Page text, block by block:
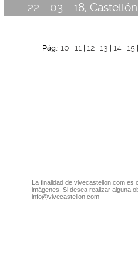
22 - 03 - 18, Castellón
Pág.:10 |11 |12 |13 |14 |15
La finalidad de vivecastellon.com
imágenes. Si desea realizar alguna
info@vivecastellon.com